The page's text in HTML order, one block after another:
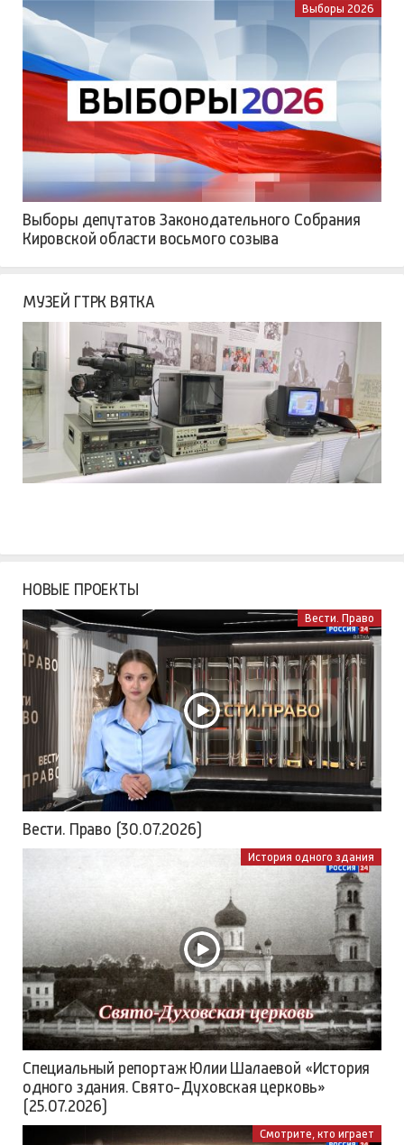
Выборы 2026
Выборы депутатов Законодательного Собрания
Кировской области восьмого созыва
МУЗЕЙ ГТРК ВЯТКА
НОВЫЕ ПРОЕКТЫ
Вести. Право
Вести. Право (30.07.2026)
История одного здания
Специальный репортаж Юлии Шалаевой «История
одного здания. Свято-Духовская церковь»
(25.07.2026)
Смотрите, кто играет